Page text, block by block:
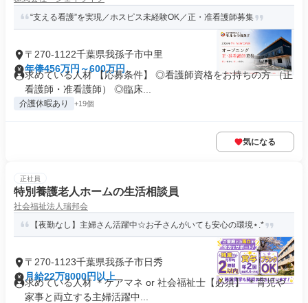
“支える看護”を実現／ホスピス未経験OK／正・准看護師募集
〒270-1122千葉県我孫子市中里
年俸456万円～600万円
求めている人材 【応募条件】 ◎看護師資格をお持ちの方 （正
看護師・准看護師） ◎臨床...
介護休暇あり +19個
気になる
正社員
特別養護老人ホームの生活相談員
社会福祉法人瑞邦会
【夜勤なし】主婦さん活躍中☆お子さんがいても安心の環境⋆.*
〒270-1123千葉県我孫子市日秀
月給22万8000円以上
求めている人材 ＊ケアマネ or 社会福祉士【必須】 ＊育児や
家事と両立する主婦活躍中...